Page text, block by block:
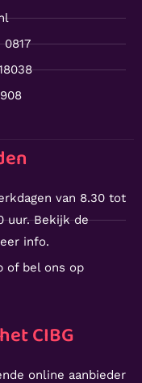
van 8.30 tot
uur. Bekijk de
info.
of bel ons op
CIBG
online aanbieder